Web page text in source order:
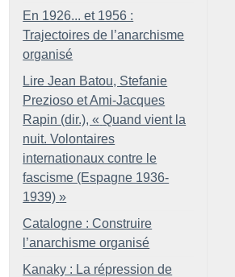
En 1926... et 1956 :
Trajectoires de l’anarchisme
organisé
Lire Jean Batou, Stefanie
Prezioso et Ami-Jacques
Rapin (dir.), « Quand vient la
nuit. Volontaires
internationaux contre le
fascisme (Espagne 1936-
1939) »
Catalogne : Construire
l’anarchisme organisé
Kanaky : La répression de